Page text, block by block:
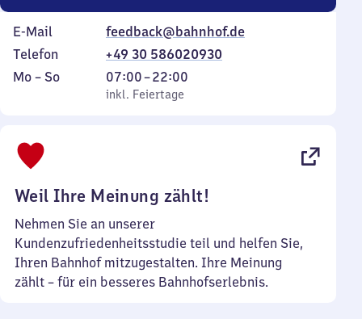
E-Mail
feedback@bahnhof.de
Telefon
+49 30 586020930
Montag
Mo – So,
inkl. Feiertage
07:00–22:00
Von
7
inkl. Feiertage
Weil Ihre Meinung zählt!
Nehmen Sie an unserer
Kundenzufriedenheitsstudie teil und helfen Sie,
Ihren Bahnhof mitzugestalten. Ihre Meinung
zählt – für ein besseres Bahnhofserlebnis.